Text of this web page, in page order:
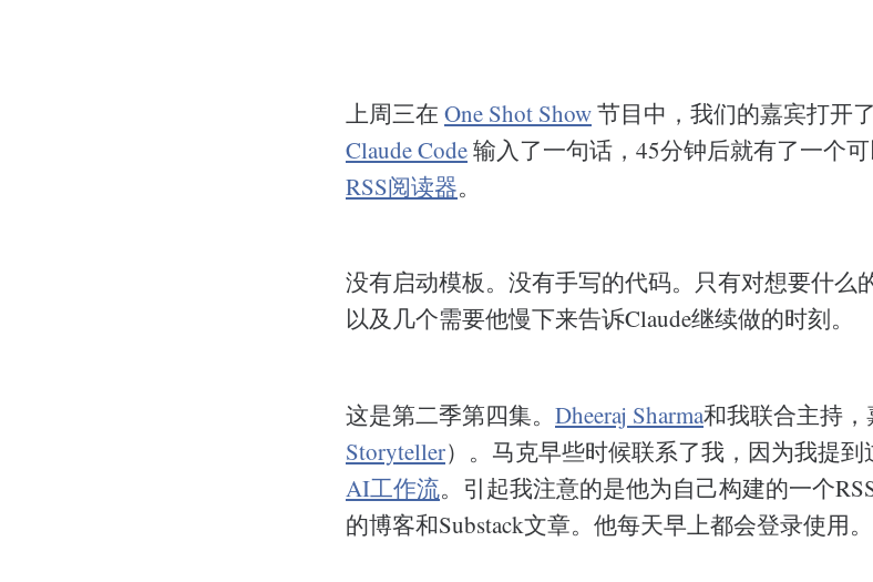
上周三在 One Shot Show节目中，我们的嘉宾打开
Claude Code输入了一句话，45分钟后就有了一个
RSS阅读器。
没有启动模板。没有手写的代码。只有对想要什么
以及几个需要他慢下来告诉Claude继续做的时刻。
这是第二季第四集。 Dheeraj Sharma和我联合主持，
Storyteller）。马克早些时候联系了我，因为我提
AI工作流。引起我注意的是他为自己构建的一个
的博客和Substack文章。他每天早上都会登录使用。